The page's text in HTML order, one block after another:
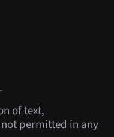
of text,
permitted in any